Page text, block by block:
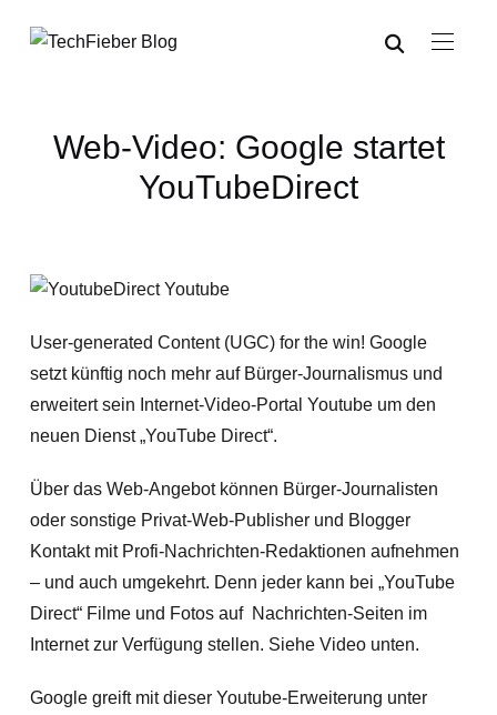
Web-Video: Google startet
YouTubeDirect
User-generated Content (UGC) for the win! Google
setzt künftig noch mehr auf Bürger-Journalismus und
erweitert sein Internet-Video-Portal Youtube um den
neuen Dienst „YouTube Direct“.
Über das Web-Angebot können Bürger-Journalisten
oder sonstige Privat-Web-Publisher und Blogger
Kontakt mit Profi-Nachrichten-Redaktionen aufnehmen
– und auch umgekehrt. Denn jeder kann bei „YouTube
Direct“ Filme und Fotos auf Nachrichten-Seiten im
Internet zur Verfügung stellen. Siehe Video unten.
Google greift mit dieser Youtube-Erweiterung unter